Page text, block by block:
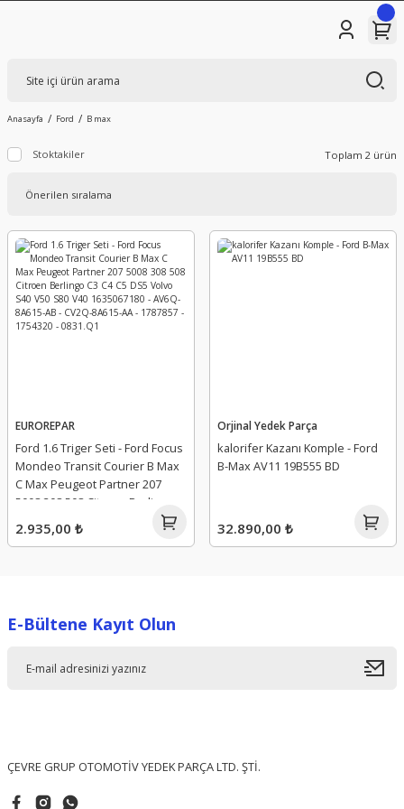
Anasayfa Ford B max
Stoktakiler Toplam 2 ürün
EUROREPAR
Ford 1.6 Triger Seti - Ford Focus
Mondeo Transit Courier B Max
C Max Peugeot Partner 207
5008 308 508 Citroen Berlingo
C3 C4 C5 DS5 Volvo S40 V50 S80
V40 1635067180 - AV6Q-8A615-
2.935,00 ₺
Orjinal Yedek Parça
kalorifer Kazanı Komple - Ford
B-Max AV11 19B555 BD
32.890,00 ₺
E-Bültene Kayıt Olun
ÇEVRE GRUP OTOMOTİV YEDEK PARÇA LTD. ŞTİ.